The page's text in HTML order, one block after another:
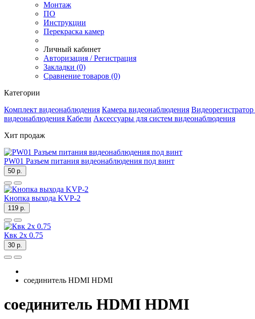
Монтаж
ПО
Инструкции
Перекраска камер
Личный кабинет
Авторизация / Регистрация
Закладки (0)
Сравнение товаров (0)
Категории
Комплект видеонаблюдения Камера видеонаблюдения Видеорегистратор
видеонаблюдения Кабели Аксессуары для систем видеонаблюдения
Хит продаж
PW01 Разъем питания видеонаблюдения под винт
50 р.
Кнопка выхода KVP-2
119 р.
Квк 2х 0.75
30 р.
соединитель HDMI HDMI
соединитель HDMI HDMI